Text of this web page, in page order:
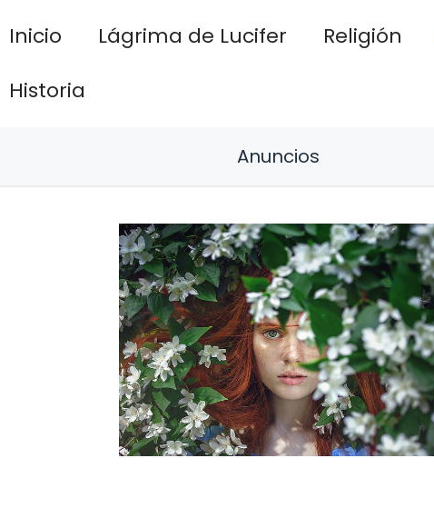
Inicio Lágrima de Lucifer Religión
Historia
Anuncios